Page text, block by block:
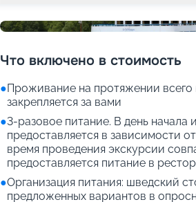
Что включено в стоимость
●Проживание на протяжении
закрепляется за вами
●3-разовое питание. В день начала
предоставляется в зависимости
время проведения экскурсии
предоставляется питание в
●Организация питания: шведский
предложенных вариантов в